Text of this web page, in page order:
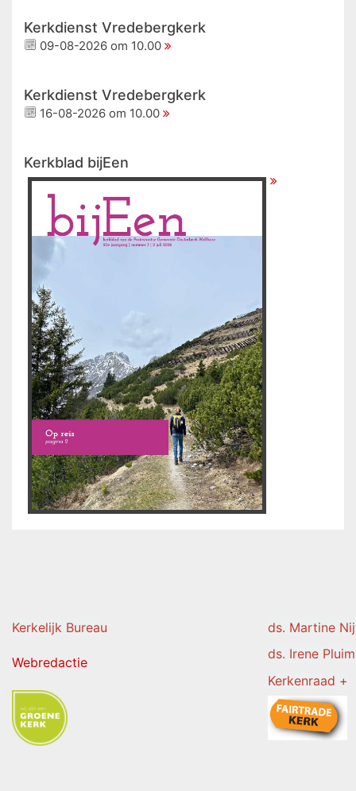
Kerkdienst Vredebergkerk
09-08-2026 om 10.00
Kerkdienst Vredebergkerk
16-08-2026 om 10.00
Kerkblad bijEen
Kerkelijk Bureau ds. Martine
Webredactie
ds. Irene Pluim
Kerkenraad +